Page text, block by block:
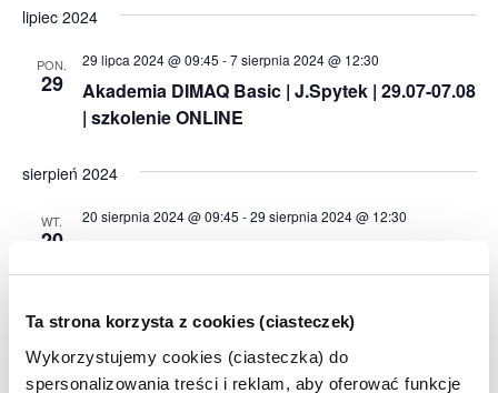
Ta strona korzysta z cookies (ciasteczek)
Wykorzystujemy cookies (ciasteczka) do
spersonalizowania treści i reklam, aby oferować funkcje
lipiec 2024
PON.
29
Akademia DIMAQ Basic | J.Spytek | 29.07-07.08
| szkolenie ONLINE
29 lipca 2024 @ 09:45 -7 sierpnia 2024 @ 12:30
sierpień 2024
WT.
20
szkolenie ONLINE
20 sierpnia 2024 @ 09:45 -29 sierpnia 2024 @ 12:30
październik 2024
PON. 14 października 2024 @ 09:45 23 października 2024 @ 12:30